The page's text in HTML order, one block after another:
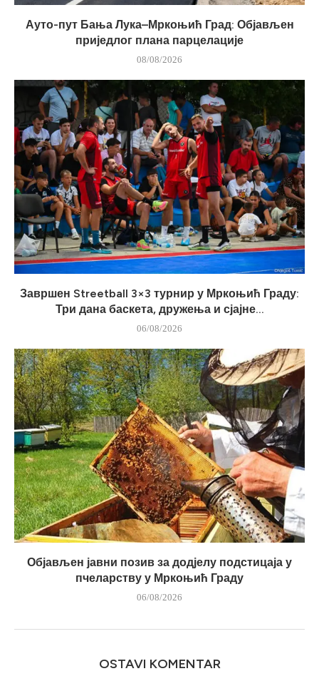
Ауто-пут Бања Лука–Мркоњић Град: Објављен
приједлог плана парцелације
08/08/2026
Завршен Streetball 3×3 турнир у Мркоњић Граду:
Три дана баскета, дружења и сјајне...
06/08/2026
Објављен јавни позив за додјелу подстицаја у
пчеларству у Мркоњић Граду
06/08/2026
OSTAVI KOMENTAR